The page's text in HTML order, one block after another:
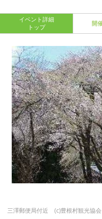
イベント詳細
トップ
開
三澤郵便局付近 (c)豊根村観光協会